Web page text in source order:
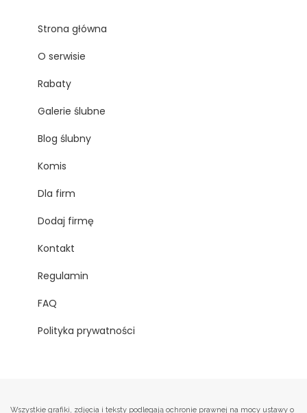
Strona główna
O serwisie
Rabaty
Galerie ślubne
Blog ślubny
Komis
Dla firm
Dodaj firmę
Kontakt
Regulamin
FAQ
Polityka prywatności
Wszystkie grafiki, zdjęcia i teksty podlegają ochronie prawnej na mocy ustawy o